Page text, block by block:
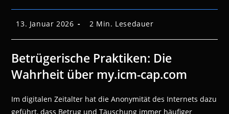
Beitrag
13. Januar 2026 Lesedauer:
2 Min. Lesedauer
Betrügerische Praktiken: Die
Wahrheit über my.icm-cap.com
Im digitalen Zeitalter hat die Anonymität des Internets dazu
geführt, dass Betrug und Täuschung immer häufiger